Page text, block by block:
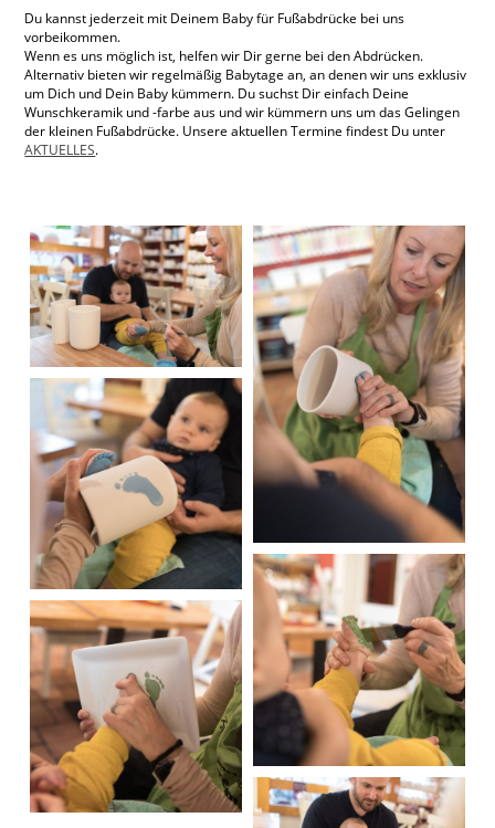
Du kannst jederzeit mit Deinem Baby für Fußabdrücke bei uns
vorbeikommen.
Wenn es uns möglich ist, helfen wir Dir gerne bei den Abdrücken.
Alternativ bieten wir regelmäßig Babytage an, an denen wir uns exklusiv
um Dich und Dein Baby kümmern. Du suchst Dir einfach Deine
Wunschkeramik und -farbe aus und wir kümmern uns um das Gelingen
der kleinen Fußabdrücke. Unsere aktuellen Termine findest Du unter
AKTUELLES.